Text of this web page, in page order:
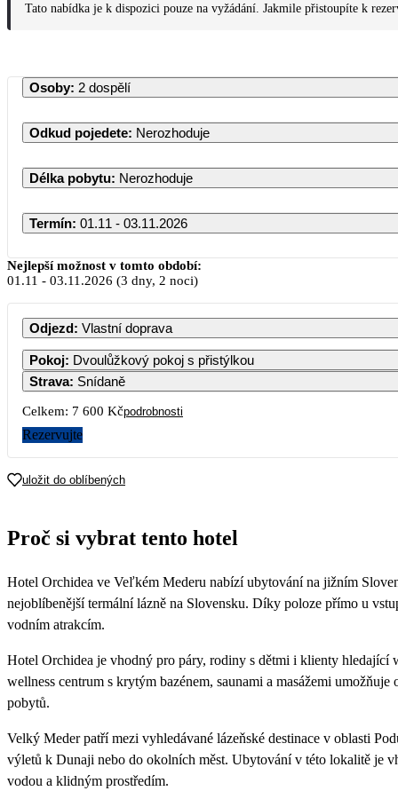
Tato nabídka je k dispozici pouze na vyžádání. Jakmile přistoupíte k
Osoby: 2 dospělí
Odkud pojedete: Nerozhoduje
Délka pobytu: Nerozhoduje
Termín: 01.11 - 03.11.2026
PO ÚT
2 3
3 800 7 560
30
3 800
Nejlepší možnost v tomto období:
01.11 - 03.11.2026 (3 dny, 2 noci)
Odjezd: Vlastní doprava
Pokoj: Dvoulůžkový pokoj s přistýlkou
Strava: Snídaně
Celkem: 7 600 Kčpodrobnosti
Rezervujte
uložit do oblíbených
Proč si vybrat tento hotel
Hotel Orchidea ve Veľkém Mederu nabízí ubytování na jižním
nejoblíbenější termální lázně na Slovensku. Díky poloze přímo u
vodním atrakcím.
Hotel Orchidea je vhodný pro páry, rodiny s dětmi i klienty hledající
wellness centrum s krytým bazénem, saunami a masážemi
pobytů.
Velký Meder patří mezi vyhledávané lázeňské destinace v oblasti
výletů k Dunaji nebo do okolních měst. Ubytování v této lokalitě je
vodou a klidným prostředím.